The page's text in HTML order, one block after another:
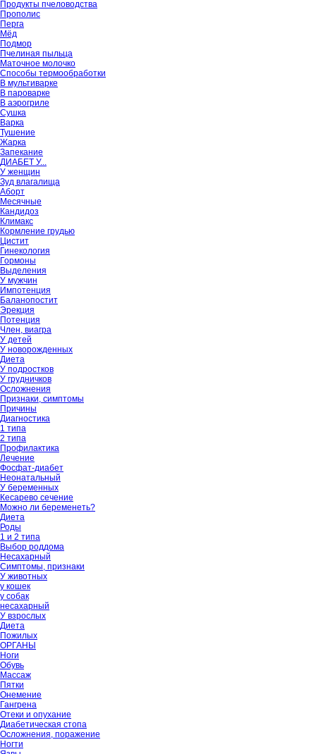
Продукты пчеловодства
Прополис
Перга
Мёд
Подмор
Пчелиная пыльца
Маточное молочко
Способы термообработки
В мультиварке
В пароварке
В аэрогриле
Сушка
Варка
Тушение
Жарка
Запекание
ДИАБЕТ У...
У женщин
Зуд влагалища
Аборт
Месячные
Кандидоз
Климакс
Кормление грудью
Цистит
Гинекология
Гормоны
Выделения
У мужчин
Импотенция
Баланопостит
Эрекция
Потенция
Член, виагра
У детей
У новорожденных
Диета
У подростков
У грудничков
Осложнения
Признаки, симптомы
Причины
Диагностика
1 типа
2 типа
Профилактика
Лечение
Фосфат-диабет
Неонатальный
У беременных
Кесарево сечение
Можно ли беременеть?
Диета
Роды
1 и 2 типа
Выбор роддома
Несахарный
Симптомы, признаки
У животных
у кошек
у собак
несахарный
У взрослых
Диета
Пожилых
ОРГАНЫ
Ноги
Обувь
Массаж
Пятки
Онемение
Гангрена
Отеки и опухание
Диабетическая стопа
Осложнения, поражение
Ногти